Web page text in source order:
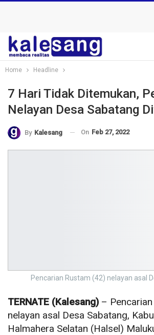
Home Headline
7 Hari Tidak Ditemukan,
Nelayan Desa Sabatang
By Kalesang On Feb 27, 2022
Pencarian Rustam (42) nelayan asal
TERNATE (Kalesang) –
nelayan asal Desa Sabatang,
Halmahera Selatan (Halsel)